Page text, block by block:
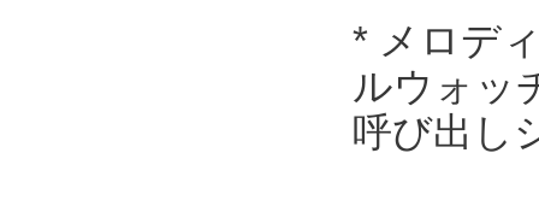
* メロデ
ルウォッ
呼び出し